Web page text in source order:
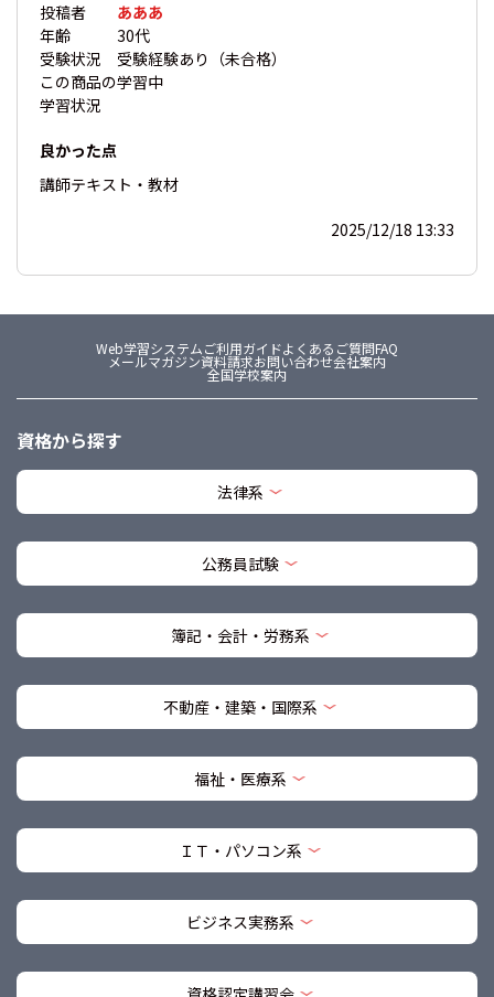
投稿者
あああ
年齢
30代
受験状況
受験経験あり（未合格）
この商品の
学習状況
学習中
良かった点
講師テキスト・教材
2025/12/18 13:33
Web学習システムご利用ガイドよくあるご質問FAQ
メールマガジン資料請求お問い合わせ会社案内
全国学校案内
資格から探す
法律系
公務員試験
簿記・会計・労務系
不動産・建築・国際系
福祉・医療系
ＩＴ・パソコン系
ビジネス実務系